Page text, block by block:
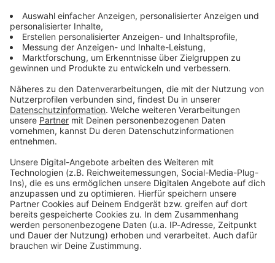
Zum Newsletter anmelden
Du möchtest uns etwas sagen?
Studio Hotline
Kontaktformular
Sprachnachricht